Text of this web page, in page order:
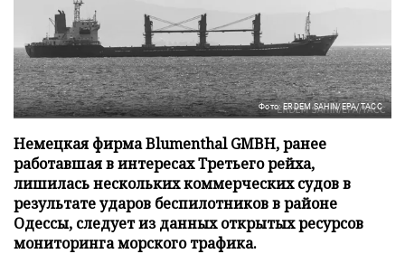
Фото: ERDEM SAHIN/EPA/ТАСС
Немецкая фирма Blumenthal GMBH, ранее
работавшая в интересах Третьего рейха,
лишилась нескольких коммерческих судов в
результате ударов беспилотников в районе
Одессы, следует из данных открытых ресурсов
мониторинга морского трафика.